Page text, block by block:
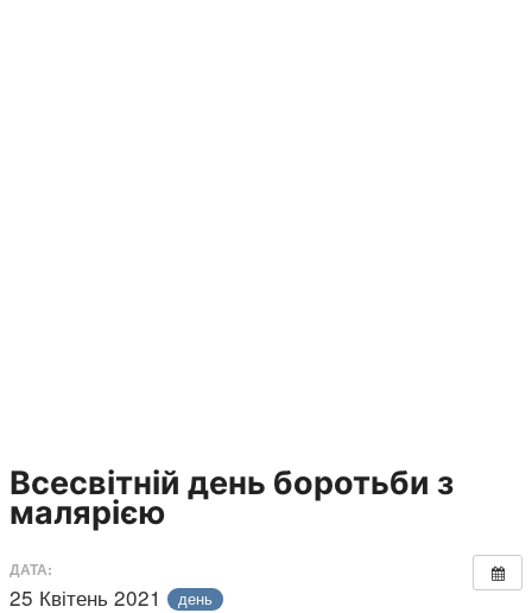
Всесвітній день боротьби з
малярією
ДАТА:
25 Квітень 2021 день